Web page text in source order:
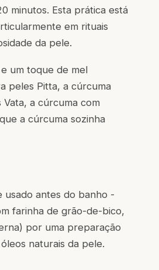
minutos. Esta prática está
em rituais
da pele.
um toque de mel
peles Pitta, a cúrcuma
a cúrcuma com
a cúrcuma sozinha
usado antes do banho -
farinha de grão-de-bico,
por uma preparação
naturais da pele.